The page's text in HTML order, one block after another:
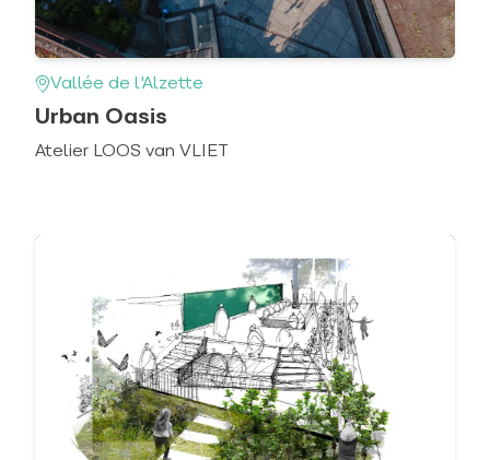
Vallée de l'Alzette
Urban Oasis
Atelier LOOS van VLIET